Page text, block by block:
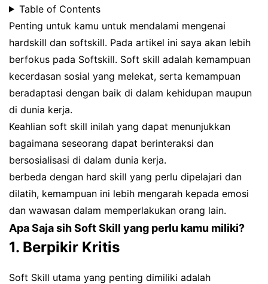
Table of Contents
Penting untuk kamu untuk mendalami mengenai
hardskill dan softskill. Pada artikel ini saya akan lebih
berfokus pada Softskill. Soft skill adalah kemampuan
kecerdasan sosial yang melekat, serta kemampuan
beradaptasi dengan baik di dalam kehidupan maupun
di dunia kerja.
Keahlian soft skill inilah yang dapat menunjukkan
bagaimana seseorang dapat berinteraksi dan
bersosialisasi di dalam dunia kerja.
berbeda dengan hard skill yang perlu dipelajari dan
dilatih, kemampuan ini lebih mengarah kepada emosi
dan wawasan dalam memperlakukan orang lain.
Apa Saja sih Soft Skill yang perlu kamu miliki?
1. Berpikir Kritis
Soft Skill utama yang penting dimiliki adalah